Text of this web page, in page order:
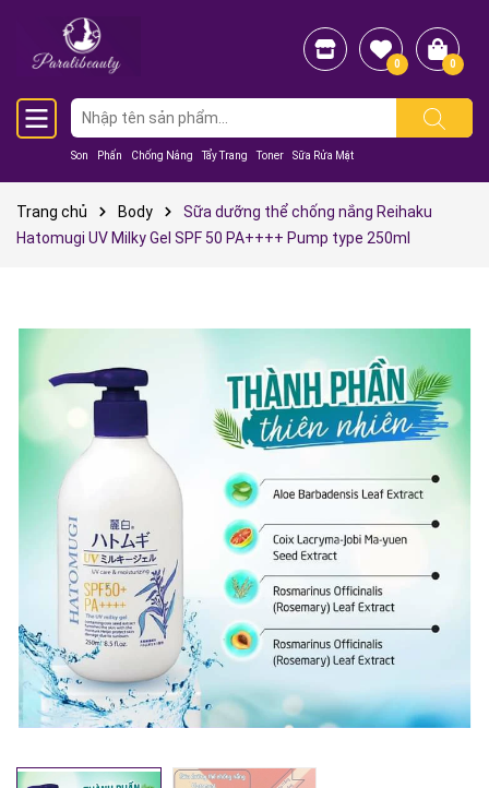
Son Phấn Chống Nắng Tẩy Trang Toner Sữa Rửa Mặt
0 0
Trang chủ Body
Sữa dưỡng thể chống nắng Reihaku
Hatomugi UV Milky Gel SPF 50 PA++++ Pump type 250ml
Mã giảm giá:
Ngày hết hạn:
Điều kiện: